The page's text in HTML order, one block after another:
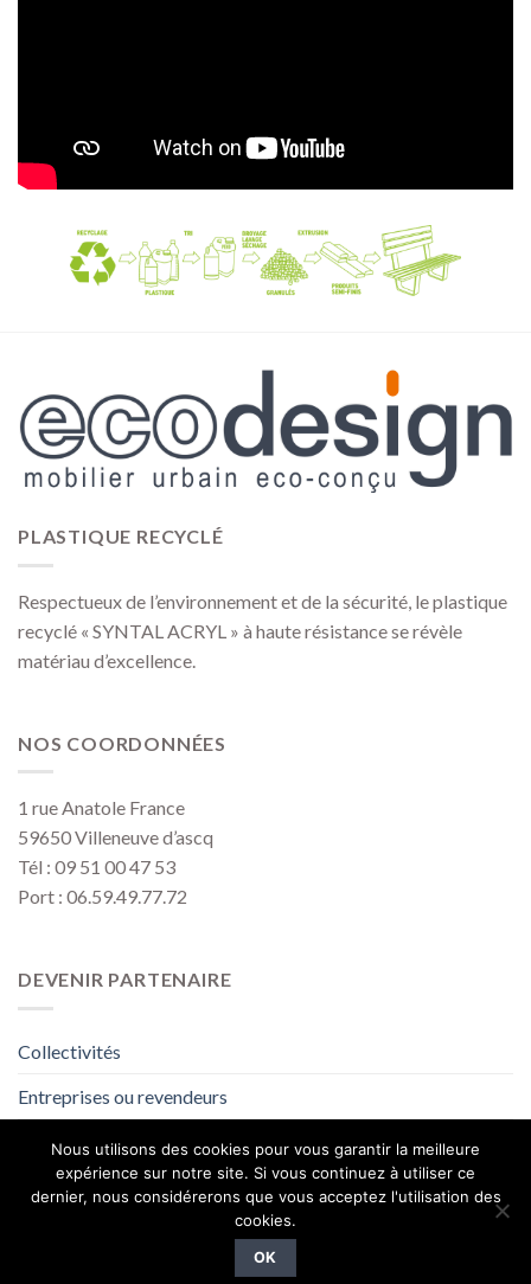
PLASTIQUE RECYCLÉ
Respectueux de l’environnement et de la sécurité, le plastique
recyclé « SYNTAL ACRYL » à haute résistance se révèle
matériau d’excellence.
NOS COORDONNÉES
1 rue Anatole France
59650 Villeneuve d’ascq
Tél : 09 51 00 47 53
Port : 06.59.49.77.72
DEVENIR PARTENAIRE
Collectivités
Entreprises ou revendeurs
Voir le catalogue
CONDITIONS GÉNÉRALES DE VENTE
TÉLÉCHARGEZ LE CATALOGUE
Copyright 2026 ©
Nous utilisons des cookies pour vous garantir la meilleure
expérience sur notre site. Si vous continuez à utiliser ce
dernier, nous considérerons que vous acceptez l'utilisation des
cookies.
OK